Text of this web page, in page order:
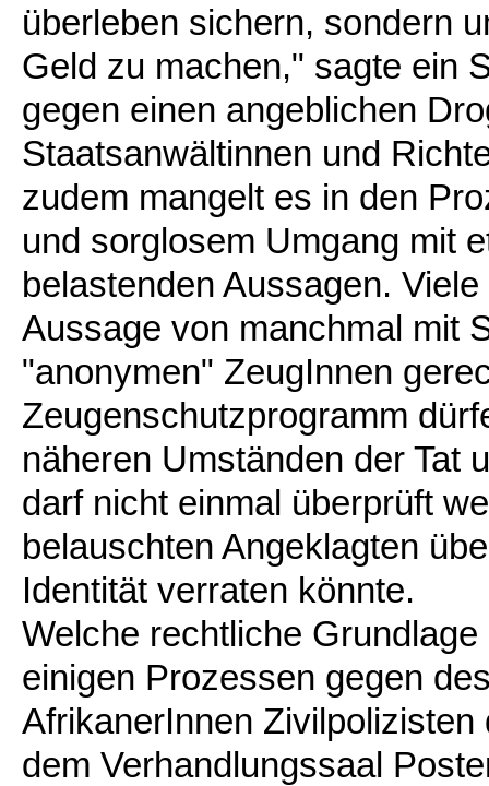
überleben sichern, sondern
Geld zu machen," sagte ein
gegen einen angeblichen
Staatsanwältinnen und
zudem mangelt es in den
und sorglosem Umgang mit
belastenden Aussagen.
Aussage von manchmal mit
"anonymen" ZeugInnen
Zeugenschutzprogramm
näheren Umständen der Tat
darf nicht einmal überprüft
belauschten Angeklagten
Identität verraten könnte.
Welche rechtliche
einigen Prozessen gegen
AfrikanerInnen
dem Verhandlungssaal